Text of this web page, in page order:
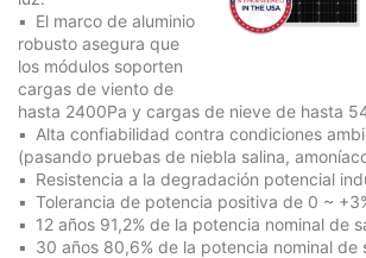
El marco de aluminio
robusto asegura que
los módulos soporten
cargas de viento de
hasta 2400Pa y cargas de nieve de hasta
Alta confiabilidad contra condiciones
(pasando pruebas de niebla salina,
Resistencia a la degradación potencial
Tolerancia de potencia positiva de 0 ~
12 años 91,2% de la potencia nominal de
30 años 80,6% de la potencia nominal de